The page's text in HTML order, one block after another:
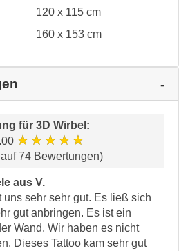
120 x 115 cm
160 x 153 cm
für 3D Wirbel :
★★★★★
74 Bewertungen)
aus V.
uns sehr sehr gut. Es ließ sich
gut anbringen. Es ist ein
Wand. Wir haben es nicht
Dieses Tattoo kam sehr gut